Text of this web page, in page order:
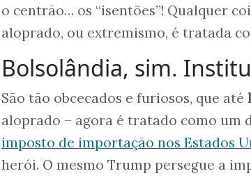
o centrão… os “isentões”! Qualquer
aloprado, ou extremismo, é tratada
Bolsolândia, sim.
São tão obcecados e furiosos, que até
aloprado – agora é tratado como um
imposto de importação nos Estados
herói. O mesmo Trump persegue a